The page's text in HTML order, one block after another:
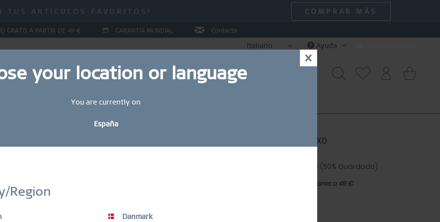
your location or language
You are currently on
España
Region
Danmark
TUS ARTÍCULOS FAVORITOS!
COMPRAR MÁS
GRATIS A PARTIR DE 49 € GARANTÍA MUNDIAL Contacta
Italiano Ayuda
RING CONFIGURATOR
Sale | oro pulido | 562-27-X0
30,00 € * (50% Guardado)
Envío gratuito en pedidos superiores a 49 €